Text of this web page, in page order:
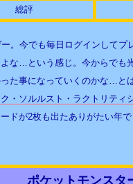
総評
。今でも毎日ログインして
な…という感じ。今からで
た事になっていくのかな…
・ソルルスト・ラクトリテ
ドが2枚も出たありがたい年
ポケットモンスタ